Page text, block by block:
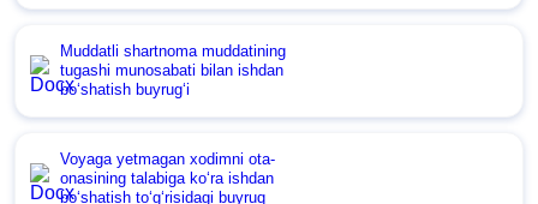
Muddatli shartnoma muddatining
tugashi munosabati bilan ishdan
boʻshatish buyrugʻi
Voyaga yetmagan хodimni ota-
onasining talabiga koʻra ishdan
boʻshatish toʻgʻrisidagi buyruq